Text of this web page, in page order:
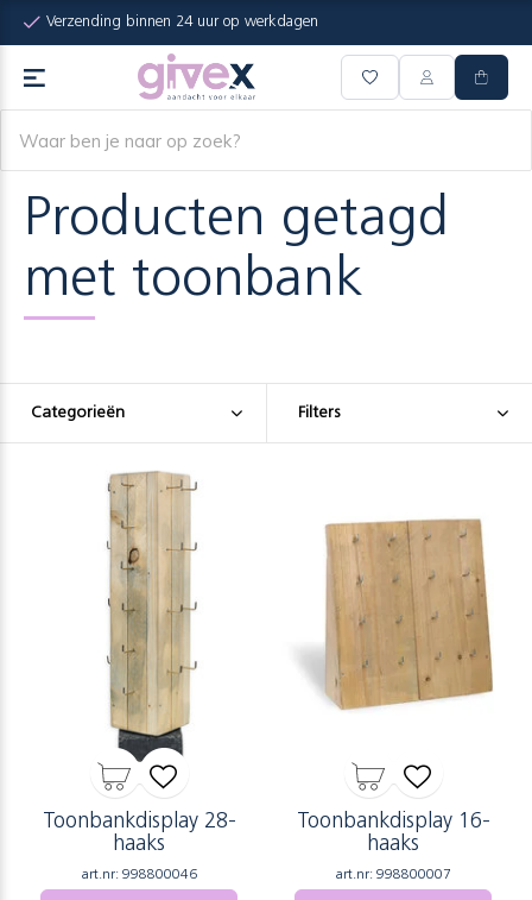
Verzending binnen 24 uur op werkdagen
Producten getagd
met toonbank
Categorieën Filters
Toonbankdisplay 28-
haaks
art.nr: 998800046
Toonbankdisplay 16-
haaks
art.nr: 998800007